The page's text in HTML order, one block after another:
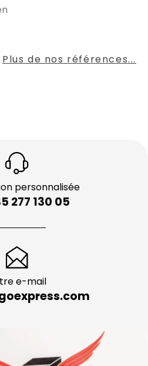
Plus de nos références...
personnalisée
277 130 05
e-mail